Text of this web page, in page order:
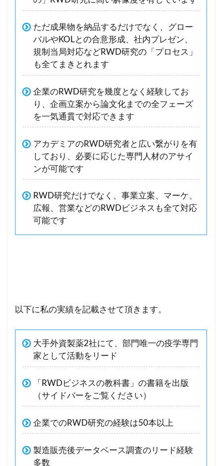
ただ成果物を納品するだけでなく、グロー
バルやKOLとの合意形成、社内プレゼン、
規制当局対応などRWD研究の「プロセス」
も全てまきとれます
企業のRWD研究を幾度となく経験してお
り、企画立案から論文化までの全フェーズ
を一気通貫で対応できます
アカデミアのRWD研究者と広い繋がりを有
しており、必要に応じた専門人材のアサイ
ンが可能です
RWD研究だけでなく、事業立案、マーケ、
広報、営業などのRWDビジネスも全て対応
可能です
以下に私の実績を記載させて頂きます。
大手外資製薬2社にて、部門唯一の疫学専門
家として活動をリード
「RWDビジネスの教科書」の書籍を出版
（サイドバーをご覧ください）
企業でのRWD研究の経験は50本以上
製造販売後データベース調査のリード経験
多数